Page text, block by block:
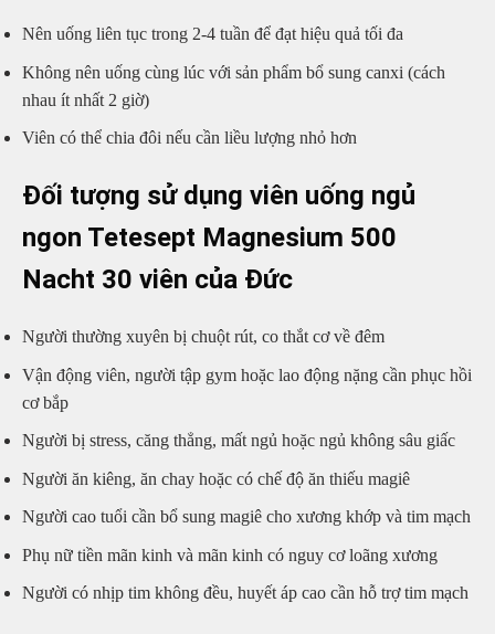
Nên uống liên tục trong 2-4 tuần để đạt hiệu quả tối đa
Không nên uống cùng lúc với sản phẩm bổ sung canxi (cách
nhau ít nhất 2 giờ)
Viên có thể chia đôi nếu cần liều lượng nhỏ hơn
Đối tượng sử dụng viên uống ngủ
ngon Tetesept Magnesium 500
Nacht 30 viên của Đức
Người thường xuyên bị chuột rút, co thắt cơ về đêm
Vận động viên, người tập gym hoặc lao động nặng cần phục hồi
cơ bắp
Người bị stress, căng thẳng, mất ngủ hoặc ngủ không sâu giấc
Người ăn kiêng, ăn chay hoặc có chế độ ăn thiếu magiê
Người cao tuổi cần bổ sung magiê cho xương khớp và tim mạch
Phụ nữ tiền mãn kinh và mãn kinh có nguy cơ loãng xương
Người có nhịp tim không đều, huyết áp cao cần hỗ trợ tim mạch